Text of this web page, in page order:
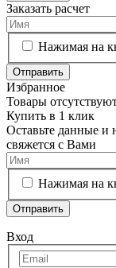
Заказать расчет
Нажимая на
Отправить
Избранное
Товары
Купить в 1 клик
Оставьте данные и
свяжется с Вами
Нажимая на
Отправить
Вход